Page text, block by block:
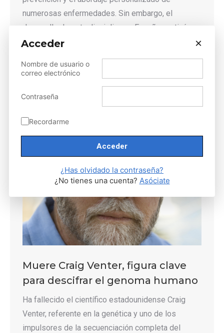
numerosas enfermedades. Sin embargo, el
desarrollo de esta disciplina en España continúa
condicionado por la falta de aprobación de los
Laboratorio.
Muere Craig Venter, figura clave
para descifrar el genoma humano
Ha fallecido el científico estadounidense Craig
Venter, referente en la genética y uno de los
impulsores de la secuenciación completa del
Acceder ×
Nombre de usuario o
correo electrónico
Contraseña
Recordarme
¿Has olvidado la contraseña?
¿No tienes una cuenta? Asóciate